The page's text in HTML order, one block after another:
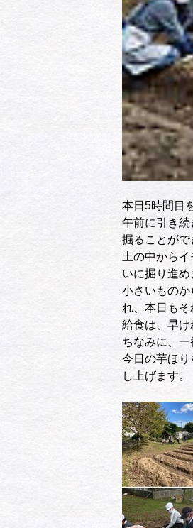
本日5時間目
午前に引き
掘ることがで
土の中から
いに掘り進め
小さいもの
れ、本日もそ
給食は、早け
ちなみに、一
今日の芋ほ
し上げます。